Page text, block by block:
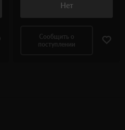
Нет
Сообщить о
поступлении